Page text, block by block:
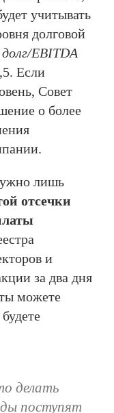
учитывать
долговой
EBITDA
Если
Совет
о более
лишь
отсечки
и
за два дня
можете
делать
поступят